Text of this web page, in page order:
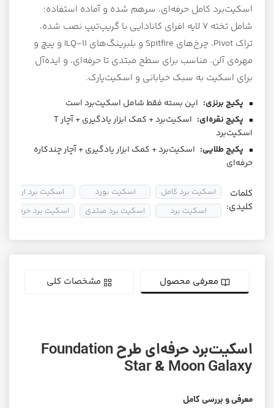
اسکیت‌برد کامل حرفه‌ای، سرهم شده و آماده استفاده؛
شامل تخته ۷ لایه افرای کانادایی با گریپ‌تیپ نصب شده،
تراک Pivot، چرخ‌های Spitfire و بلبرینگ‌های ILQ-11 و پیچ و
مهره‌ی آلن. مناسب برای سطح مبتدی تا حرفه‌ای، و ایده‌آل
برای اسکیت به سبک خیابانی و اسکیت‌پارک.
پکیج برنزی: این بسته فقط شامل اسکیت‌برد است
پکیج نقره‌ای:
اسکیت‌برد + کمک ابزار یادگیری + آچار T
اسکیت‌برد
پکیج طلایی: اسکیت‌برد + کمک ابزار یادگیری + آچار چندکاره
حرفه‌ای
کلمات
کلیدی:
اسکیت برد کامل
اسکیت برد
اسکیت بورد
اسکیت برد مبتدی
اسکیت برد ارزان
اسکیت برد حرفه ای
معرفی محصول مشخصات کلی
اسکیت‌برد حرفه‌ای طرح Foundation
Star & Moon Galaxy
معرفی و بررسی کامل